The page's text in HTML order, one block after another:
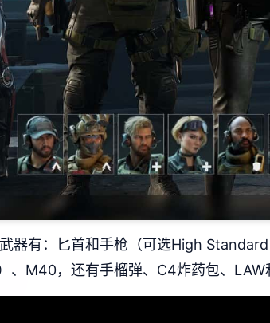
器有：匕首和手枪（可选High
M40，还有手榴弹、C4炸药包、LAW